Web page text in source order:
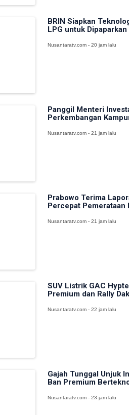
BRIN Siapkan
LPG untuk
Nusantaratv.com - 20 jam lalu
Panggil Menteri
Perkembangan
Nusantaratv.com - 21 jam lalu
Prabowo Terima
Percepat Pemerataan
Nusantaratv.com - 21 jam lalu
SUV Listrik GAC
Premium dan Rally
Nusantaratv.com - 22 jam lalu
Gajah Tunggal Unjuk
Ban Premium
Nusantaratv.com - 23 jam lalu